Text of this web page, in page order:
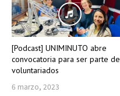
[Podcast] UNIMINUTO abre
convocatoria para ser parte de
voluntariados
6 marzo, 2023